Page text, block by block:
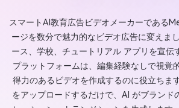
スマートAI教育広告ビデオメーカーである
ージを数分で魅力的なビデオ広告に変えま
ース、学校、チュートリアル アプリを宣伝
プラットフォームは、編集経験なしで視覚
得力のあるビデオを作成するのに役立ちま
をアップロードするだけで、AI がブランド